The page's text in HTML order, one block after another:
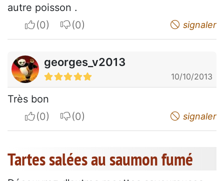
autre poisson .
I apreciateI do not appreciate signaler
georges_v2013
10/10/2013
Très bon
I apreciateI do not appreciate signaler
Tartes salées au saumon fumé